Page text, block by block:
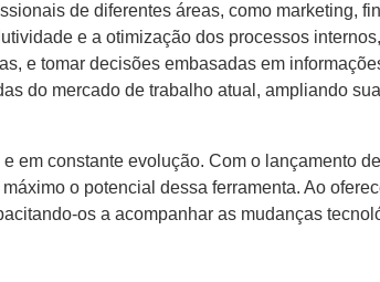
de diferentes áreas, como marketing,
e a otimização dos processos
e tomar decisões embasadas em
do mercado de trabalho atual, ampliando
em constante evolução. Com o lançamento
o potencial dessa ferramenta. Ao
os a acompanhar as mudanças